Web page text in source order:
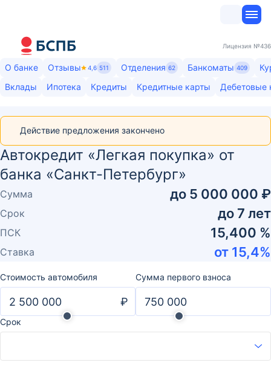
Лицензия №436
О банке Отзывы 4,6 511 Отделения 62 Банкоматы 409
Вклады
Ипотека Кредиты Кредитные карты Дебетовые
Действие предложения закончено
Автокредит «Легкая покупка» от
банка «Санкт-Петербург»
Сумма до 5 000 000 ₽
Срок до 7 лет
ПСК 15,400 %
Ставка от 15,4%
Стоимость автомобиля
₽
Сумма первого взноса
Срок